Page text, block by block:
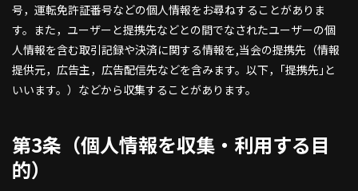
号，運転免許証番号などの個人情報をお尋ねすることがありま
す。また，ユーザーと提携先などとの間でなされたユーザーの個
人情報を含む取引記録や決済に関する情報を,当会の提携先（情報
提供元，広告主，広告配信先などを含みます。以下，｢提携先｣と
いいます。）などから収集することがあります。
第3条（個人情報を収集・利用する目
的）